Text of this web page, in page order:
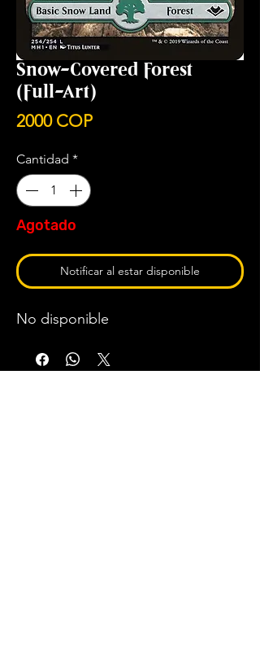
Snow-Covered Forest
(Full-Art)
2000 COPPrecio
Cantidad *
Agotado
Notificar al estar disponible
No disponible